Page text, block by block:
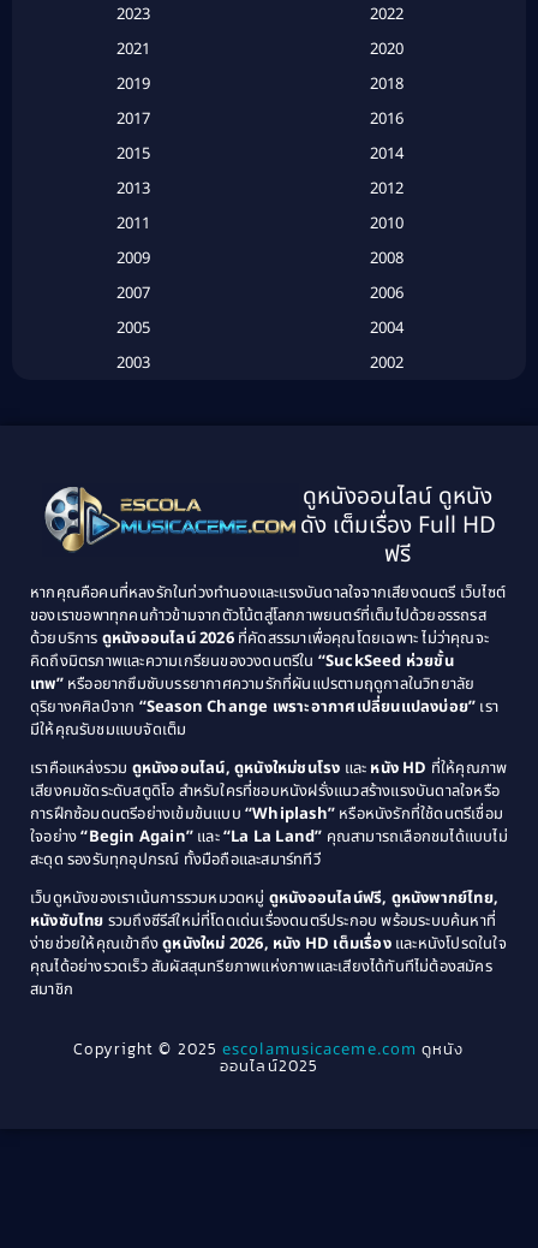
Based on a True Story สร้างจากเรื่องจริง(2)
Based on a True Story เรื่องจริง (20)
(134)
Classic หนังคลาสสิก(21)
Classic หนังคลาสสิก(25)
Comedy ตลก(46)
Comedy ตลก(515)
Coming of Age ก้าวพ้นวัย(1)
Coming-of-Age(3)
Community(1)
Crime อาชญากรรม(78)
Cult Film(4)
2023
2022
2021
2020
2019
2018
2017
2016
2015
2014
2013
2012
2011
2010
2009
2008
2007
2006
2005
2004
2003
2002
1995
1994
1993
1992
1989
1988
1987
1986
1985
1984
1983
1982
1979
1978
1976
1975
1974
1971
1970
1969
1968
1964
1963
1940
ดูหนังออนไลน์ ดูหนัง
ดัง เต็มเรื่อง Full HD
ฟรี
หากคุณคือคนที่หลงรักในท่วงทำนองและแรงบันดาลใจจากเสียงดนตรี เว็บไซต์
ของเราขอพาทุกคนก้าวข้ามจากตัวโน้ตสู่โลกภาพยนตร์ที่เต็มไปด้วยอรรถรส
ด้วยบริการ ดูหนังออนไลน์ 2026ที่คัดสรรมาเพื่อคุณโดยเฉพาะ ไม่ว่าคุณจะ
คิดถึงมิตรภาพและความเกรียนของวงดนตรีใน “SuckSeed ห่วยขั้น
เทพ”หรืออยากซึมซับบรรยากาศความรักที่ผันแปรตามฤดูกาลในวิทยาลัย
ดุริยางคศิลป์จาก “Season Change เพราะอากาศเปลี่ยนแปลงบ่อย” เรา
มีให้คุณรับชมแบบจัดเต็ม
เราคือแหล่งรวม ดูหนังออนไลน์, ดูหนังใหม่ชนโรง และ หนัง HD ที่ให้คุณภาพ
เสียงคมชัดระดับสตูดิโอ สำหรับใครที่ชอบหนังฝรั่งแนวสร้างแรงบันดาลใจหรือ
การฝึกซ้อมดนตรีอย่างเข้มข้นแบบ “Whiplash” หรือหนังรักที่ใช้ดนตรีเชื่อม
ใจอย่าง“Begin Again” และ“La La Land” คุณสามารถเลือกชมได้แบบไม่
สะดุด รองรับทุกอุปกรณ์ ทั้งมือถือและสมาร์ททีวี
เว็บดูหนังของเราเน้นการรวมหมวดหมู่ ดูหนังออนไลน์ฟรี, ดูหนังพากย์ไทย,
หนังซับไทย รวมถึงซีรีส์ใหม่ที่โดดเด่นเรื่องดนตรีประกอบ พร้อมระบบค้นหาที่
ง่ายช่วยให้คุณเข้าถึงดูหนังใหม่ 2026, หนัง HD เต็มเรื่องและหนังโปรดในใจ
คุณได้อย่างรวดเร็ว สัมผัสสุนทรียภาพแห่งภาพและเสียงได้ทันทีไม่ต้องสมัคร
สมาชิก
Copyright © 2025escolamusicaceme.com ดูหนัง
ออนไลน์2025